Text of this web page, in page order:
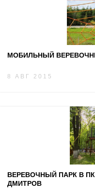
МОБИЛЬНЫЙ
8 АВГ 2015
ВЕРЕВОЧНЫЙ ПАРК В
ДМИТРОВ